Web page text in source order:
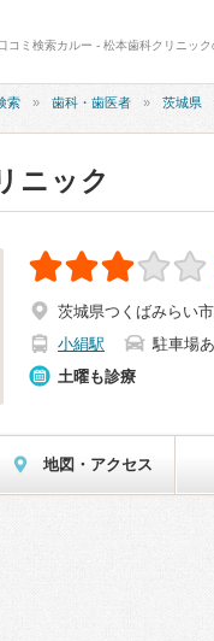
コミ検索カルー - 松本歯科クリニッ
索 歯科・歯医者 茨城県
ニック
茨城県つくばみらい
小絹駅
駐車場
土曜も診療
地図・アクセス